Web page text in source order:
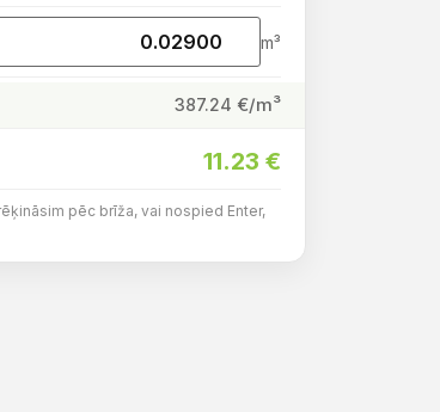
m³
387.24 €/m³
11.23 €
pēc brīža, vai nospied Enter,